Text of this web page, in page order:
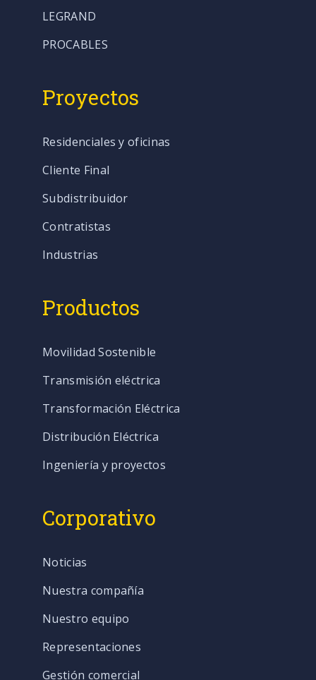
LEGRAND
PROCABLES
Proyectos
Residenciales y oficinas
Cliente Final
Subdistribuidor
Contratistas
Industrias
Productos
Movilidad Sostenible
Transmisión eléctrica
Transformación Eléctrica
Distribución Eléctrica
Ingeniería y proyectos
Corporativo
Noticias
Nuestra compañía
Nuestro equipo
Representaciones
Gestión comercial